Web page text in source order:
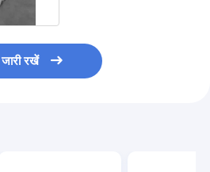
जारी रखें